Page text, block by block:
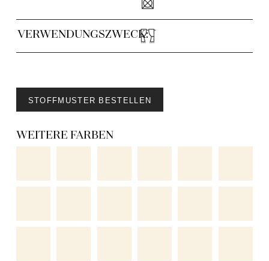
VERWENDUNGSZWECK:
STOFFMUSTER BESTELLEN
WEITERE FARBEN